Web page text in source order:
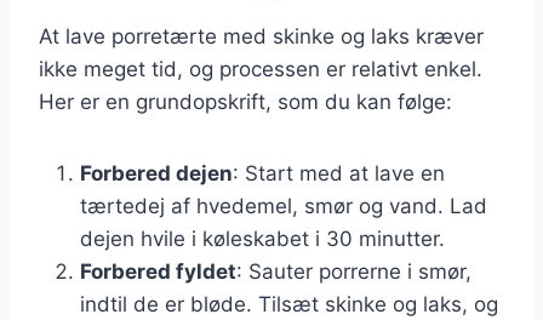
At lave porretærte med skinke og laks kræver
ikke meget tid, og processen er relativt enkel.
Her er en grundopskrift, som du kan følge:
Forbered dejen: Start med at lave en
tærtedej af hvedemel, smør og vand. Lad
dejen hvile i køleskabet i 30 minutter.
Forbered fyldet: Sauter porrerne i smør,
indtil de er bløde. Tilsæt skinke og laks, og